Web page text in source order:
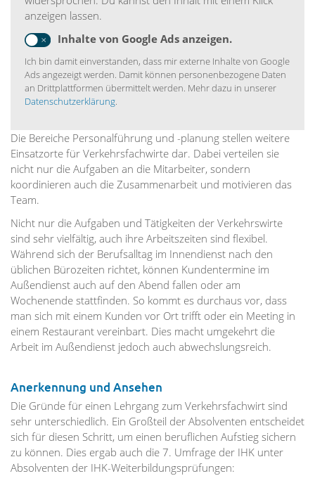
anzeigen lassen.
Inhalte von Google Ads anzeigen.
Ich bin damit einverstanden, dass mir externe Inhalte von Google
Ads angezeigt werden. Damit können personenbezogene Daten
an Drittplattformen übermittelt werden. Mehr dazu in unserer
Datenschutzerklärung.
Die Bereiche Personalführung und -planung stellen weitere
Einsatzorte für Verkehrsfachwirte dar. Dabei verteilen sie
nicht nur die Aufgaben an die Mitarbeiter, sondern
koordinieren auch die Zusammenarbeit und motivieren das
Team.
Nicht nur die Aufgaben und Tätigkeiten der Verkehrswirte
sind sehr vielfältig, auch ihre Arbeitszeiten sind flexibel.
Während sich der Berufsalltag im Innendienst nach den
üblichen Bürozeiten richtet, können Kundentermine im
Außendienst auch auf den Abend fallen oder am
Wochenende stattfinden. So kommt es durchaus vor, dass
man sich mit einem Kunden vor Ort trifft oder ein Meeting in
einem Restaurant vereinbart. Dies macht umgekehrt die
Arbeit im Außendienst jedoch auch abwechslungsreich.
Anerkennung und Ansehen
Die Gründe für einen Lehrgang zum Verkehrsfachwirt sind
sehr unterschiedlich. Ein Großteil der Absolventen entscheidet
sich für diesen Schritt, um einen beruflichen Aufstieg sichern
zu können. Dies ergab auch die 7. Umfrage der IHK unter
Absolventen der IHK-Weiterbildungsprüfungen: